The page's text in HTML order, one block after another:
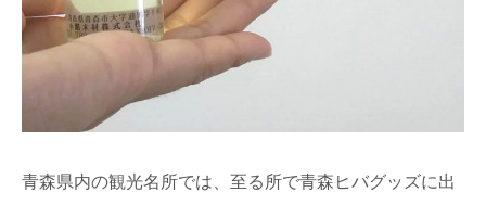
青森県内の観光名所では、至る所で青森ヒバグッズに出